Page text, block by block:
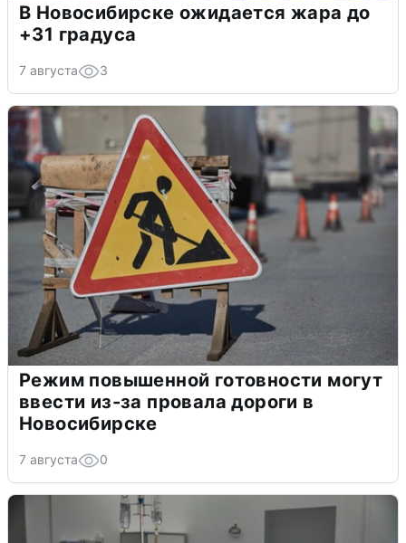
В Новосибирске ожидается жара до
+31 градуса
7 августа 3
Режим повышенной готовности могут
ввести из-за провала дороги в
Новосибирске
7 августа 0